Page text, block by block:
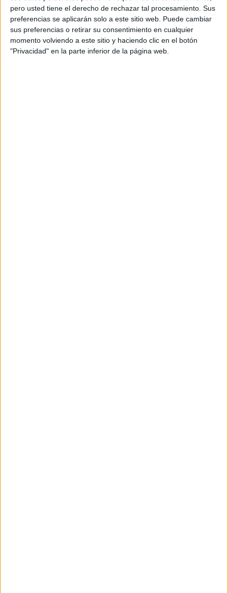
pero usted tiene el derecho de rechazar tal procesamiento. Sus
preferencias se aplicarán solo a este sitio web. Puede cambiar
sus preferencias o retirar su consentimiento en cualquier
momento volviendo a este sitio y haciendo clic en el botón
"Privacidad" en la parte inferior de la página web.
DESCARGA MÁS ABAJO EL